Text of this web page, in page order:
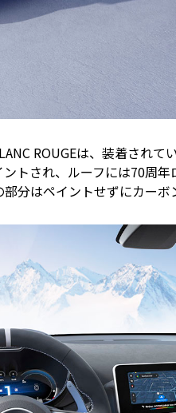
ROUGEは、装着されて
トされ、ルーフには70周
分はペイントせずにカーボ